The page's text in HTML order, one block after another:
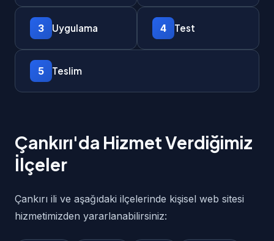
3 Uygulama 4 Test
5 Teslim
Çankırı'da Hizmet Verdiğimiz
İlçeler
Çankırı ili ve aşağıdaki ilçelerinde kişisel web sitesi
hizmetimizden yararlanabilirsiniz: